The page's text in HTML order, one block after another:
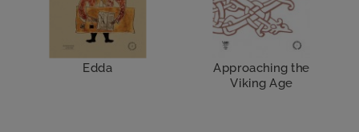
Edda
Approaching the
Viking Age